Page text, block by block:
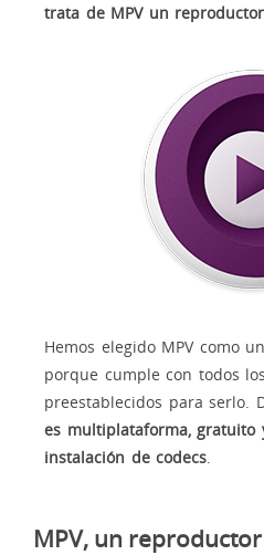
trata de MPV un
Hemos elegido MPV como
porque cumple con todos
preestablecidos para serlo.
es multiplataforma, gratuito
instalación de codecs
MPV, un